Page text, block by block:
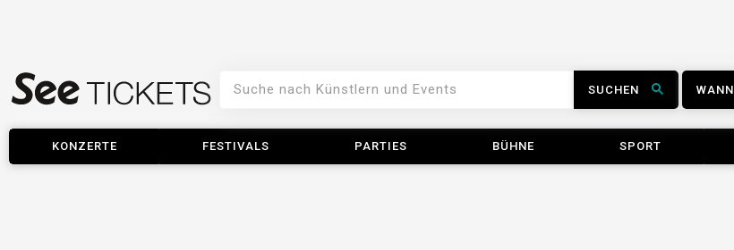
SUCHEN WANN
KONZERTE FESTIVALS PARTIES BÜHNE SPORT